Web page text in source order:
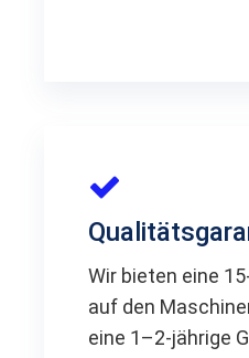
Wir bieten eine
auf den
eine 1–2-jährige